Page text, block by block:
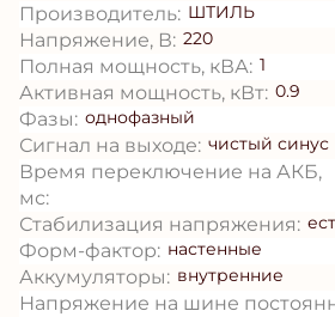
Производитель: ШТИЛЬ
Напряжение, В: 220
Полная мощность, кВА: 1
Активная мощность, кВт: 0.9
Фазы: однофазный
Сигнал на выходе: чистый синус
Время переключение на АКБ,
мс:
Стабилизация напряжения:
Форм-фактор: настенные
Аккумуляторы: внутренние
Напряжение на шине